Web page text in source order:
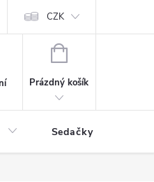
osobních údajů
CZK
NÁKUPNÍ
Prázdný košík
Sedačky